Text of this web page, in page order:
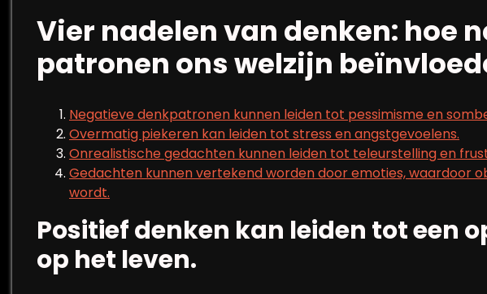
Vier nadelen van denken: hoe
patronen ons welzijn
Negatieve denkpatronen kunnen leiden tot pessimisme en
Overmatig piekeren kan leiden tot stress en angstgevoelens.
Onrealistische gedachten kunnen leiden tot teleurstelling en
Gedachten kunnen vertekend worden door emoties, waardoor
wordt.
Positief denken kan leiden tot een
op het leven.